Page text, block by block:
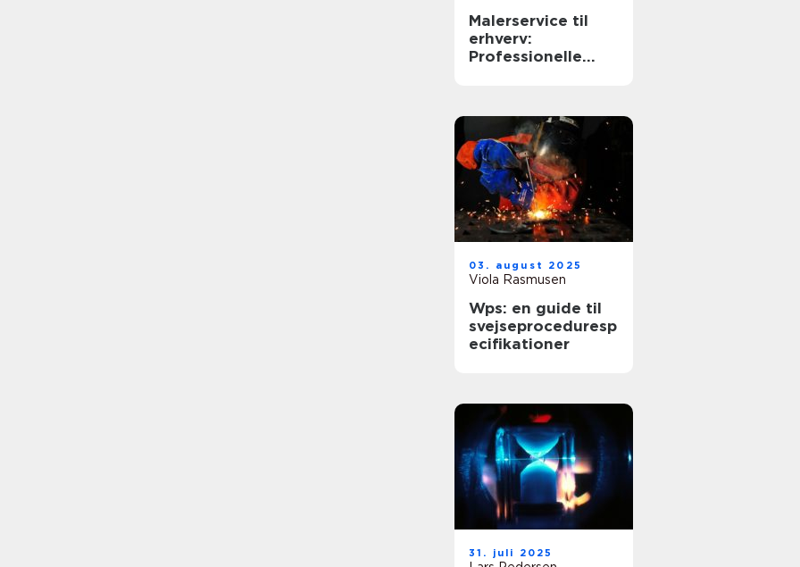
Malerservice til
erhverv:
Professionelle
03. august 2025
Viola Rasmusen
Wps: en guide til
svejseproceduresp
ecifikationer
31. juli 2025